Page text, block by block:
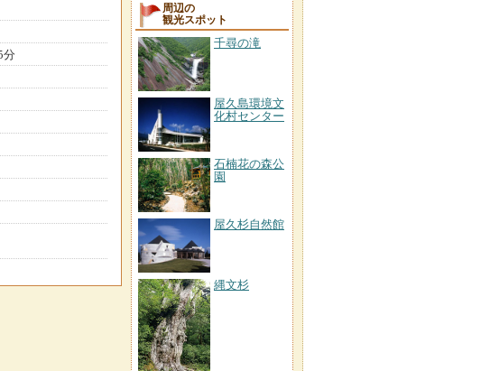
分
周辺の
観光スポット
千尋の滝
屋久島環境文
化村センター
石楠花の森公
園
屋久杉自然館
縄文杉